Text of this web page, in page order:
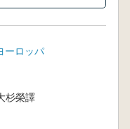
ーロッパ
杉榮譯